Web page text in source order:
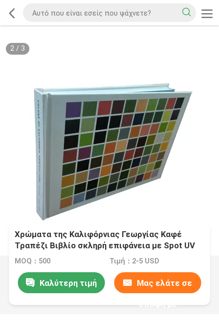
2/ 3
Χρώματα της Καλιφόρνιας Γεωργίας Καφέ
Τραπέζι Βιβλίο σκληρή επιφάνεια με Spot UV
εκτυπωμένο σε 157 GMS γυαλιστερό χαρτί
MOQ：500 Τιμή：2-5 USD
Καλύτερη τιμή Μας ελάτε σε
επαφή με